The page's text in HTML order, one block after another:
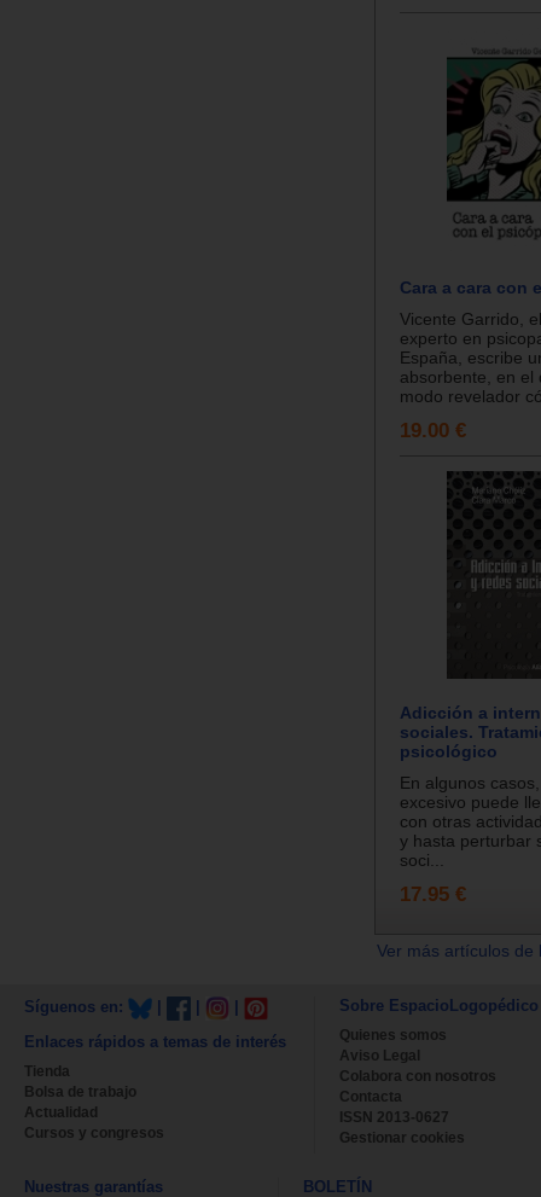
Cara a cara con
Vicente Garrido,
experto en
España, escribe
absorbente, en el
modo revelador
19.00 €
Adicción a
sociales.
psicológico
En algunos
excesivo puede
con otras
y hasta perturbar
soci...
17.95 €
Ver más artículos
Síguenos en:
Enlaces rápidos a temas de interés
Tienda
Bolsa de trabajo
Actualidad
Cursos y congresos
Sobre EspacioLogopédico
Quienes somos
Aviso Legal
Colabora con nosotros
Contacta
ISSN 2013-0627
Gestionar cookies
Nuestras garantías BOLETÍN